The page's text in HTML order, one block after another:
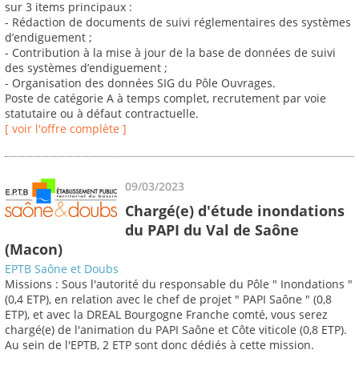
sur 3 items principaux :
- Rédaction de documents de suivi réglementaires des systèmes
d’endiguement ;
- Contribution à la mise à jour de la base de données de suivi
des systèmes d’endiguement ;
- Organisation des données SIG du Pôle Ouvrages.
Poste de catégorie A à temps complet, recrutement par voie
statutaire ou à défaut contractuelle.
[ voir l'offre complète ]
09/03/2023
Chargé(e) d'étude inondations
du PAPI du Val de Saône
(Macon)
EPTB Saône et Doubs
Missions : Sous l'autorité du responsable du Pôle " Inondations "
(0,4 ETP), en relation avec le chef de projet " PAPI Saône " (0,8
ETP), et avec la DREAL Bourgogne Franche comté, vous serez
chargé(e) de l'animation du PAPI Saône et Côte viticole (0,8 ETP).
Au sein de l'EPTB, 2 ETP sont donc dédiés à cette mission.